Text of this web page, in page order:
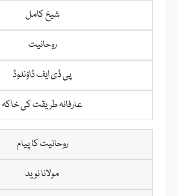
شیخ کامل
روحانیت
پی ڈی ایف ڈاؤنلوڈ
عارفانہ طریقت کی خاکہ
روحانیت کا پیام
مولانا نوید